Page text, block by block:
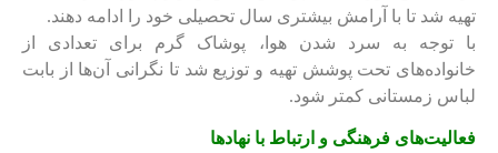
تهیه شد تا با آرامش بیشتری سال تحصیلی خود را ادامه دهند.
با توجه به سرد شدن هوا، پوشاک گرم برای تعدادی از
خانواده‌های تحت پوشش تهیه و توزیع شد تا نگرانی آن‌ها از بابت
لباس زمستانی کمتر شود.
فعالیت‌های فرهنگی و ارتباط با نهادها